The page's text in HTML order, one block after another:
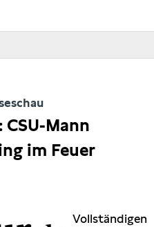
Mann
im Feuer
Vollständigen